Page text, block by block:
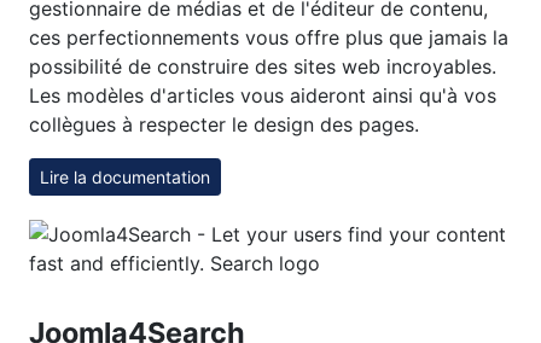
gestionnaire de médias et de l'éditeur de contenu,
ces perfectionnements vous offre plus que jamais la
possibilité de construire des sites web incroyables.
Les modèles d'articles vous aideront ainsi qu'à vos
collègues à respecter le design des pages.
Lire la documentation
Joomla4Search